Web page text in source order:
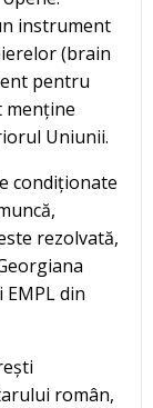
instrument
(brain
pentru
menține
Uniunii.
condiționate
rezolvată,
din
român,